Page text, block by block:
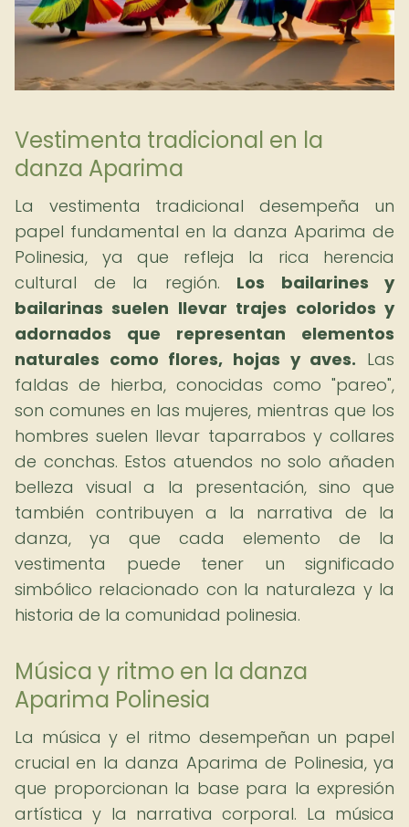
Vestimenta tradicional en la
danza Aparima
La vestimenta tradicional desempeña un
papel fundamental en la danza Aparima de
Polinesia, ya que refleja la rica herencia
cultural de la región. Los bailarines y
bailarinas suelen llevar trajes coloridos y
adornados que representan elementos
naturales como flores, hojas y aves. Las
faldas de hierba, conocidas como "pareo",
son comunes en las mujeres, mientras que los
hombres suelen llevar taparrabos y collares
de conchas. Estos atuendos no solo añaden
belleza visual a la presentación, sino que
también contribuyen a la narrativa de la
danza, ya que cada elemento de la
vestimenta puede tener un significado
simbólico relacionado con la naturaleza y la
historia de la comunidad polinesia.
Música y ritmo en la danza
Aparima Polinesia
La música y el ritmo desempeñan un papel
crucial en la danza Aparima de Polinesia, ya
que proporcionan la base para la expresión
artística y la narrativa corporal. La música